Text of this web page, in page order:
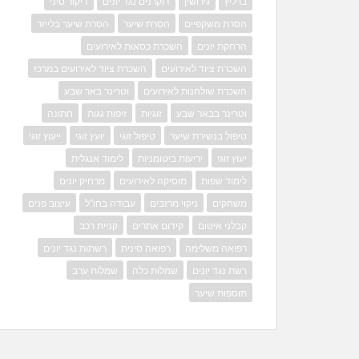
הסרת משקפיים
הסרת שיער
הסרת שיער בלייזר
הרחקת יונים
השכרת כסאות לאירועים
השכרת ציוד לאירועים
השכרת ציוד לאירועים במרכז
השכרת שולחנות לאירועים
וטרינר באר שבע
וטרינר בבאר שבע
זוגיות זיפות גגות
חתונה
טיפול בנשירת שיער
טיפול זוגי יועץ זוגי
ייעוץ זוגי
יעוץ זוגי
יריעות ביטומניות
לימוד אנגלית
לימוד שפות
מוסיקה לאירועים
מרחיק יונים
משחקים
ניקוי מרזבים עבודה בחו"ל
עיצוב פנים
קבלני איטום
קידום אתרים
קניית רכב
רפואה משלימה
רפואה סינית
רשתות נגד יונים
רשת נגד יונים
שמלות כלה
שמלות ערב
תוספות שיער